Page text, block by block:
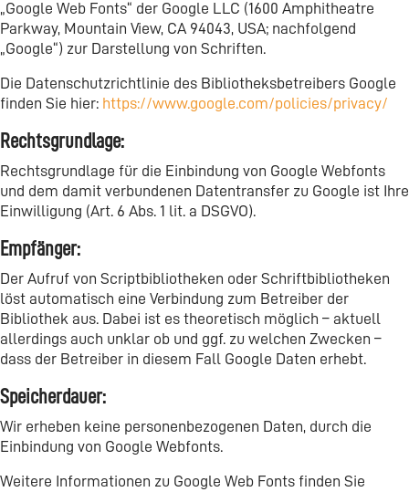
„Google Web Fonts“ der Google LLC (1600 Amphitheatre
Parkway, Mountain View, CA 94043, USA; nachfolgend
„Google“) zur Darstellung von Schriften.
Die Datenschutzrichtlinie des Bibliotheksbetreibers Google
finden Sie hier: https://www.google.com/policies/privacy/
Rechtsgrundlage:
Rechtsgrundlage für die Einbindung von Google Webfonts
und dem damit verbundenen Datentransfer zu Google ist Ihre
Einwilligung (Art. 6 Abs. 1 lit. a DSGVO).
Empfänger:
Der Aufruf von Scriptbibliotheken oder Schriftbibliotheken
löst automatisch eine Verbindung zum Betreiber der
Bibliothek aus. Dabei ist es theoretisch möglich – aktuell
allerdings auch unklar ob und ggf. zu welchen Zwecken –
dass der Betreiber in diesem Fall Google Daten erhebt.
Speicherdauer:
Wir erheben keine personenbezogenen Daten, durch die
Einbindung von Google Webfonts.
Weitere Informationen zu Google Web Fonts finden Sie